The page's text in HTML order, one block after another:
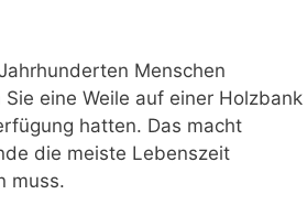
Menschen
eine Weile auf einer Holzbank
hatten. Das macht
die meiste Lebenszeit
muss.